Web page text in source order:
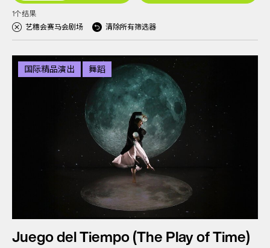
1个结果
艺穗会赛马会剧场
清除所有筛选器
国际精品演出 舞蹈
Juego del Tiempo (The Play of Time)